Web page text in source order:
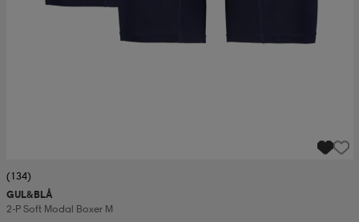
(134)
GUL&BLÅ
2-P Soft Modal Boxer M